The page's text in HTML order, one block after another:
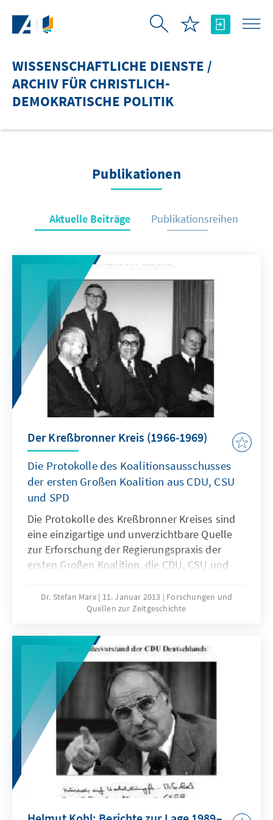
WISSENSCHAFTLICHE DIENSTE /
ARCHIV FÜR CHRISTLICH-
DEMOKRATISCHE POLITIK
Publikationen
Aktuelle Beiträge Publikationsreihen
Der Kreßbronner Kreis (1966-1969)
Die Protokolle des Koalitionsausschusses
der ersten Großen Koalition aus CDU, CSU
und SPD
Die Protokolle des Kreßbronner Kreises sind
eine einzigartige und unverzichtbare Quelle
zur Erforschung der Regierungspraxis der
ersten Großen Koalition, die CDU, CSU und
Dr. Stefan Marx 11. Januar 2013
Forschungen und
Quellen zur Zeitgeschichte